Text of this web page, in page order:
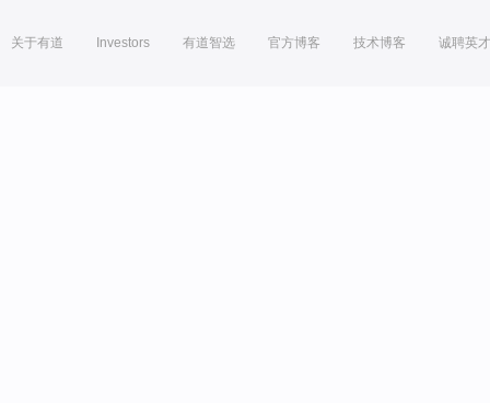
关于有道 Investors 有道智选 官方博客 技术博客 诚聘英才